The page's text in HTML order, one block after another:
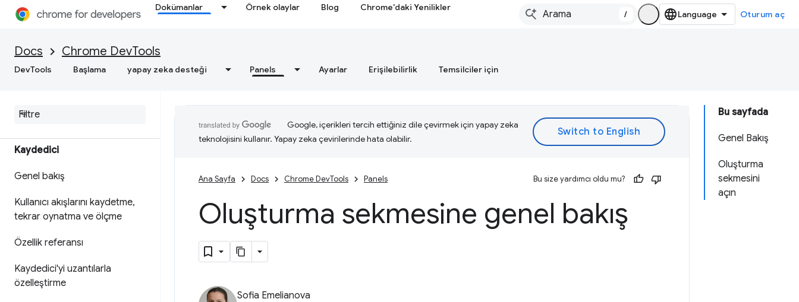
Dokümanlar Örnek olaylar Blog Chrome'daki Yenilikler
/ Oturum aç
Docs Chrome DevTools
DevTools Başlama yapay zeka desteği Panels Ayarlar Erişilebilirlik Temsilciler için
ayıklama
Çerçeve ayrıntılarını göster
verilerini görüntüleme
Kaydedici
Genel bakış
Kullanıcı akışlarını kaydetme,
tekrar oynatma ve ölçme
Özellik referansı
Kaydedici'yi uzantılarla
özelleştirme
Bu sayfada
Genel Bakış
Oluşturma
sekmesini
açın
Google, içerikleri tercih ettiğiniz dile çevirmek için yapay zeka
teknolojisini kullanır. Yapay zeka çevirilerinde hata olabilir.
Ana Sayfa Docs Chrome DevTools Panels Bu size yardımcı oldu mu?
Oluşturma sekmesine genel bakış
Sofia Emelianova